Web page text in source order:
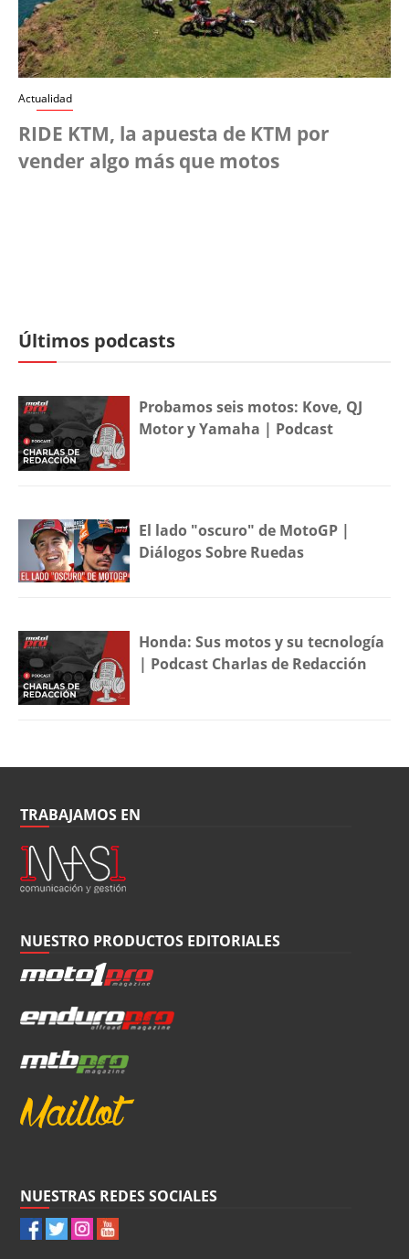
Actualidad
RIDE KTM, la apuesta de KTM por
vender algo más que motos
Últimos podcasts
Probamos seis motos: Kove, QJ
Motor y Yamaha | Podcast
El lado "oscuro" de MotoGP |
Diálogos Sobre Ruedas
Honda: Sus motos y su tecnología
| Podcast Charlas de Redacción
TRABAJAMOS EN
NUESTRO PRODUCTOS EDITORIALES
NUESTRAS REDES SOCIALES